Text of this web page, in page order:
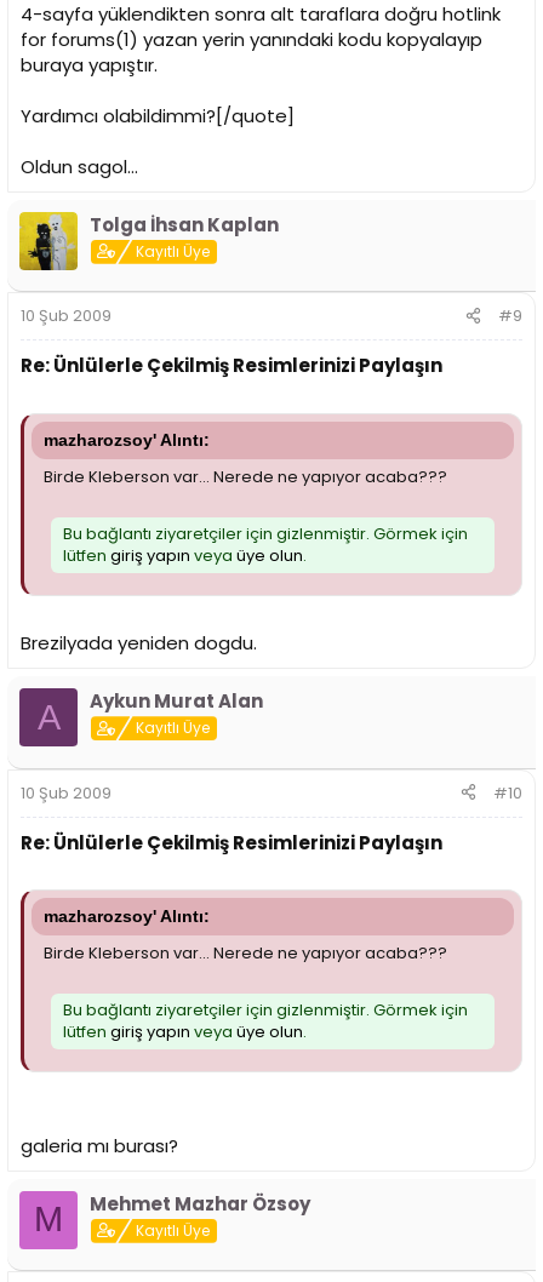
4-sayfa yüklendikten sonra alt taraflara doğru hotlink
for forums(1) yazan yerin yanındaki kodu kopyalayıp
buraya yapıştır.
Yardımcı olabildimmi?[/quote]
Oldun sagol...
Tolga İhsan Kaplan
Kayıtlı Üye
10 Şub 2009 #9
Re: Ünlülerle Çekilmiş Resimlerinizi Paylaşın
mazharozsoy' Alıntı:
Birde Kleberson var... Nerede ne yapıyor acaba???
Bu bağlantı ziyaretçiler için gizlenmiştir. Görmek için
lütfen giriş yapın veya üye olun.
Brezilyada yeniden dogdu.
A Aykun Murat Alan
Kayıtlı Üye
10 Şub 2009 #10
Re: Ünlülerle Çekilmiş Resimlerinizi Paylaşın
mazharozsoy' Alıntı:
Birde Kleberson var... Nerede ne yapıyor acaba???
Bu bağlantı ziyaretçiler için gizlenmiştir. Görmek için
lütfen giriş yapın veya üye olun.
galeria mı burası?
M Mehmet Mazhar Özsoy
Kayıtlı Üye